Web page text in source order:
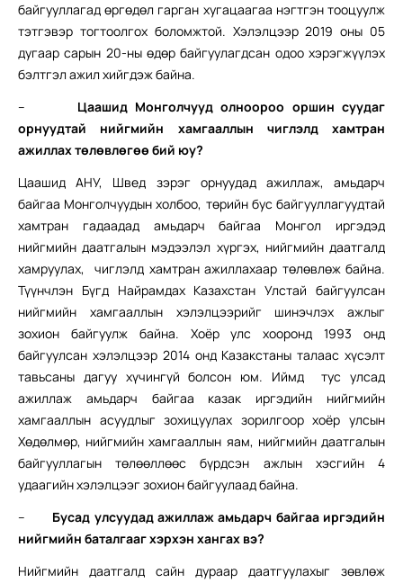
байгууллагад өргөдөл гарган хугацаагаа нэгтгэн тооцуулж
тэтгэвэр тогтоолгох боломжтой. Хэлэлцээр 2019 оны 05
дугаар сарын 20-ны өдөр байгуулагдсан одоо хэрэгжүүлэх
бэлтгэл ажил хийгдэж байна.
– Цаашид Монголчууд олноороо оршин суудаг
орнуудтай нийгмийн хамгааллын чиглэлд хамтран
ажиллах төлөвлөгөө бий юу?
Цаашид АНУ, Швед зэрэг орнуудад ажиллаж, амьдарч
байгаа Монголчуудын холбоо, төрийн бус байгууллагуудтай
хамтран гадаадад амьдарч байгаа Монгол иргэдэд
нийгмийн даатгалын мэдээлэл хүргэх, нийгмийн даатгалд
хамруулах, чиглэлд хамтран ажиллахаар төлөвлөж байна.
Түүнчлэн Бүгд Найрамдах Казахстан Улстай байгуулсан
нийгмийн хамгааллын хэлэлцээрийг шинэчлэх ажлыг
зохион байгуулж байна. Хоёр улс хооронд 1993 онд
байгуулсан хэлэлцээр 2014 онд Казакстаны талаас хүсэлт
тавьсаны дагуу хүчингүй болсон юм. Иймд тус улсад
ажиллаж амьдарч байгаа казак иргэдийн нийгмийн
хамгааллын асуудлыг зохицуулах зорилгоор хоёр улсын
Хөдөлмөр, нийгмийн хамгааллын яам, нийгмийн даатгалын
байгууллагын төлөөллөөс бүрдсэн ажлын хэсгийн 4
удаагийн хэлэлцээг зохион байгуулаад байна.
– Бусад улсуудад ажиллаж амьдарч байгаа иргэдийн
нийгмийн баталгааг хэрхэн хангах вэ?
Нийгмийн даатгалд сайн дураар даатгуулахыг зөвлөж